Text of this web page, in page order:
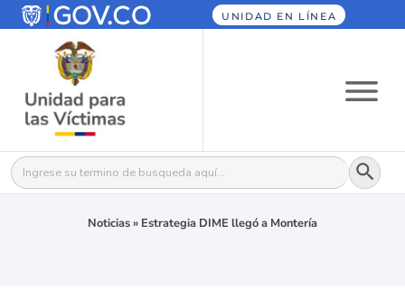
UNIDAD EN LÍNEA
Buscar: Botón
Noticias» Estrategia DIME llegó a Montería